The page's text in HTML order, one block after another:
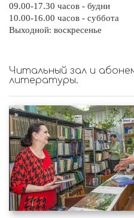
09.00-17.30 часов - будни
10.00-16.00 часов - суббота
Выходной: воскресенье
Читальный зал и
литературы.